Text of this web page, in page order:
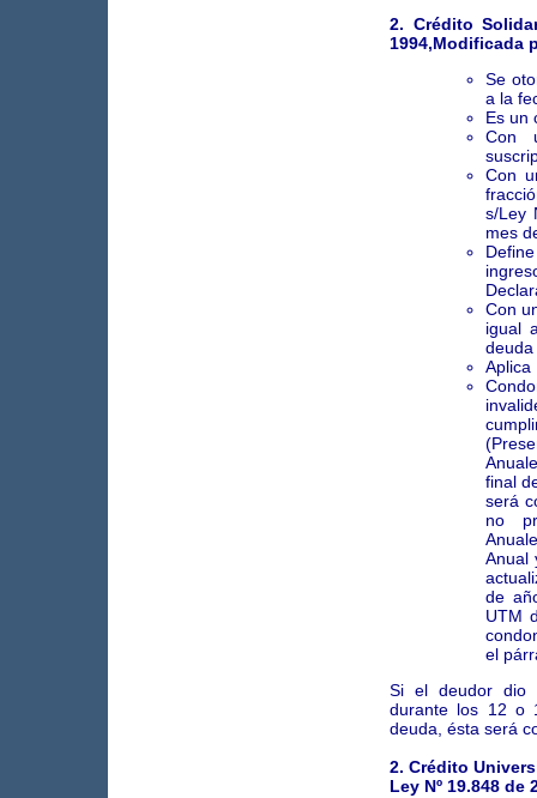
2. Crédito
1994,Modificada
Se
a la
Es un
Con
Con
s/Ley
mes
Con
igual
Aplica
final
será
no
Anual
de
UTM
el
Si el deudor dio
durante los 12 o
deuda, ésta será
2. Crédito
Ley Nº 19.848 de